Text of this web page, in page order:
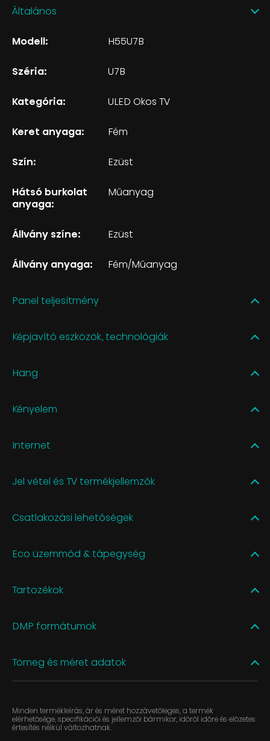
Általános
Modell: H55U7B
Széria: U7B
Kategória: ULED Okos TV
Keret anyaga: Fém
Szín: Ezüst
Hátsó burkolat
anyaga:
Műanyag
Állvány színe: Ezüst
Állvány anyaga: Fém/Műanyag
Panel teljesítmény
Képjavító eszközök, technológiák
Hang
Kényelem
Internet
Jel vétel és TV termékjellemzők
Csatlakozási lehetőségek
Eco üzemmód & tápegység
Tartozékok
DMP formátumok
Tömeg és méret adatok
Minden termékleírás, ár és méret hozzávetőleges, a termék
elérhetősége, specifikációi és jellemzői bármikor, időről időre és előzetes
értesítés nélkül változhatnak.